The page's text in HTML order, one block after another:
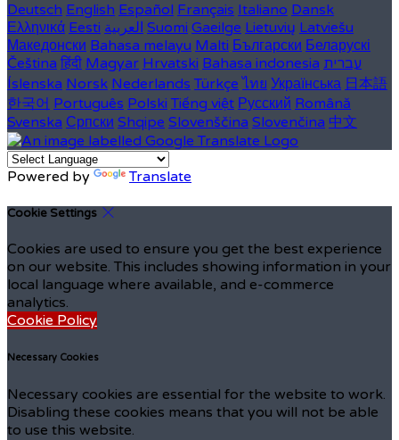
Deutsch English Español Français Italiano Dansk
Ελληνικά Eesti العربية Suomi Gaeilge Lietuvių Latviešu
Македонски Bahasa melayu Malti Български Беларускі
Čeština हिंदी Magyar Hrvatski Bahasa indonesia עברית
Íslenska Norsk Nederlands Türkçe ไทย Українська 日本語
한국어 Português Polski Tiếng việt Русский Română
Svenska Српски Shqipe Slovenščina Slovenčina 中文
Powered by Translate
Cookie Settings
Cookies are used to ensure you get the best experience
on our website. This includes showing information in your
local language where available, and e-commerce
analytics.
Cookie Policy
Necessary Cookies
Necessary cookies are essential for the website to work.
Disabling these cookies means that you will not be able
to use this website.